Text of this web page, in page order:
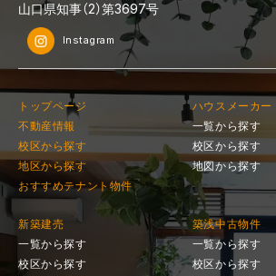
山口県知事（2）第3697号
Instagram
トップページ
不動産情報
校区から探す
地区から探す
おすすめテナント物件
ハウスメーカー
一覧から探す
校区から探す
地図から探す
新築建売
一覧から探す
校区から探す
築浅中古物件
一覧から探す
校区から探す